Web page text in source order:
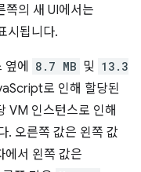
쪽의 새 UI에서는
시됩니다.
에 8.7 MB 및 13.3
로 인해 할당된
VM 인스턴스로 인해
. 오른쪽 값은 왼쪽 값
서 왼쪽 값은